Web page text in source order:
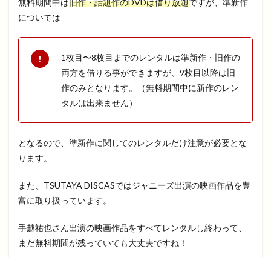
については
1枚目〜8枚目までのレンタルは準新作・旧作の
両方を借りる事ができますが、9枚目以降は旧
作のみとなります。（無料期間中に新作のレン
タルは出来ません）
となるので、準新作に関してのレンタルだけ注意が必要とな
ります。
また、TSUTAYA DISCASではジャニーズ出演の映画作品を豊
富に取り扱っています。
手越祐也さん出演の映画作品をすべてレンタルし終わって、
まだ無料期間が残っていても大丈夫ですね！